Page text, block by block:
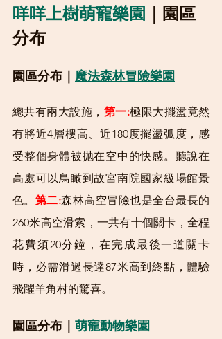
咩咩上樹萌寵樂園
園區
分布
園區分布｜ 魔法森林冒險樂園
總共有兩大設施， 第一:極限大擺盪竟然
有將近4層樓高、近180度擺盪弧度，感
受整個身體被抛在空中的快感。聽說在
高處可以鳥瞰到故宮南院國家級場館景
色。 第二:森林高空冒險也是全台最長的
260米高空滑索，一共有十個關卡，全程
花費須20分鐘，在完成最後一道關卡
時，必需滑過長達87米高到終點，體驗
飛躍羊角村的驚喜。
園區分布｜ 萌寵動物樂園